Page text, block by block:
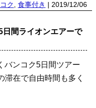
ク 食事付き | 2019/12/06
日間ライオンエアーで
バンコク5日間ツアー
滞在で自由時間も多く